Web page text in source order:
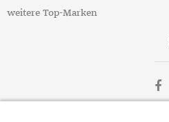
weitere Top-Marken